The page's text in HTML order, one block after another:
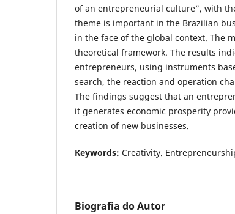
of an entrepreneurial culture”, with
theme is important in the Brazilian
in the face of the global context. The
theoretical framework. The results
entrepreneurs, using instruments
search, the reaction and operation
The findings suggest that an
it generates economic prosperity
creation of new businesses.
Keywords: Creativity.
Biografia do Autor